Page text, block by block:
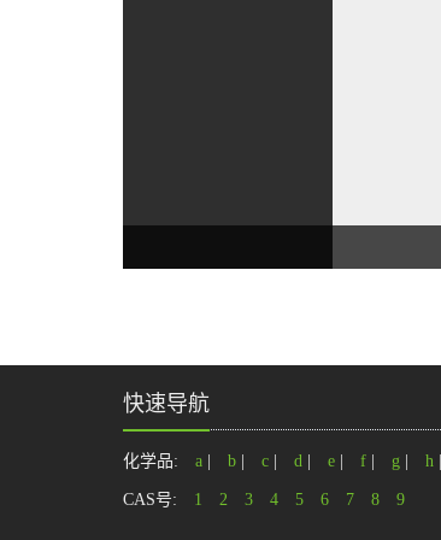
快速导航
化学品: a b c d e f g h
CAS号: 1 2 3 4 5 6 7 8 9